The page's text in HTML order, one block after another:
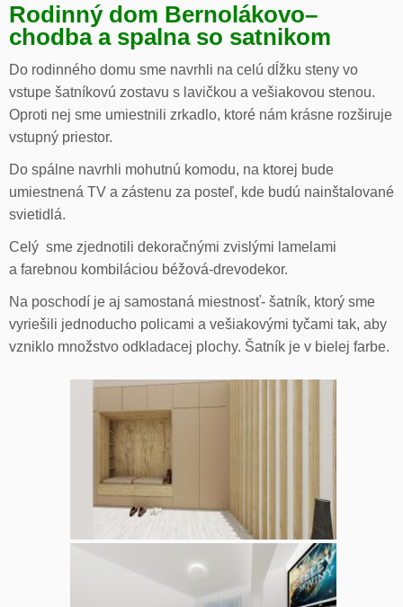
Rodinný dom Bernolákovo–
chodba a spalna so satnikom
Do rodinného domu sme navrhli na celú dĺžku steny vo
vstupe šatníkovú zostavu s lavičkou a vešiakovou stenou.
Oproti nej sme umiestnili zrkadlo, ktoré nám krásne rozširuje
vstupný priestor.
Do spálne navrhli mohutnú komodu, na ktorej bude
umiestnená TV a zástenu za posteľ, kde budú nainštalované
svietidlá.
Celý sme zjednotili dekoračnými zvislými lamelami
a farebnou kombiláciou béžová-drevodekor.
Na poschodí je aj samostaná miestnosť- šatník, ktorý sme
vyriešili jednoducho policami a vešiakovými tyčami tak, aby
vzniklo množstvo odkladacej plochy. Šatník je v bielej farbe.